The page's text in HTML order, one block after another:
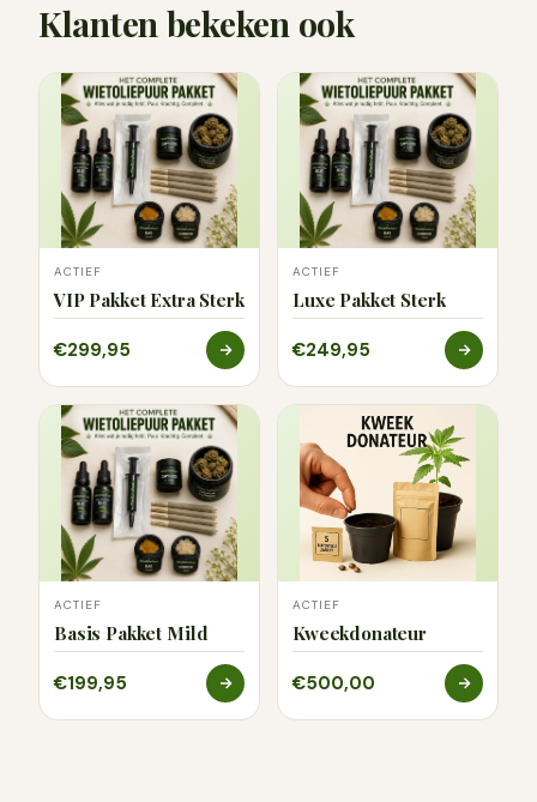
Klanten bekeken ook
ACTIEF
VIP Pakket Extra Sterk
€299,95
ACTIEF
Luxe Pakket Sterk
€249,95
ACTIEF
Basis Pakket Mild
€199,95
ACTIEF
Kweekdonateur
€500,00